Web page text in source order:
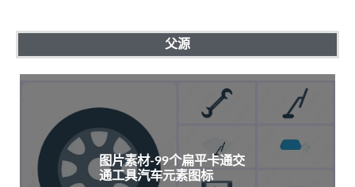
父源
图片素材-99个扁平卡通交
通工具汽车元素图标